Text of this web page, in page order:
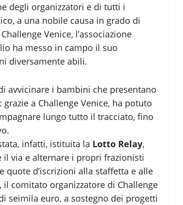
degli organizzatori e di tutti i
a una nobile causa in grado di
Venice, l’associazione
ha messo in campo il suo
diversamente abili.
avvicinare i bambini che presentano
a Challenge Venice, ha potuto
lungo tutto il tracciato, fino
infatti, istituita la Lotto Relay,
via e alternare i propri frazionisti
quote d’iscrizioni alla staffetta e alle
comitato organizzatore di Challenge
seimila euro, a sostegno dei progetti